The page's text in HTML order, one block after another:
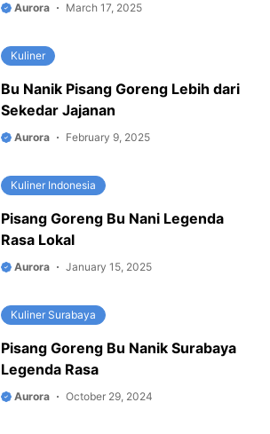
Aurora March 17, 2025
Kuliner
Bu Nanik Pisang Goreng Lebih dari
Sekedar Jajanan
Aurora February 9, 2025
Kuliner Indonesia
Pisang Goreng Bu Nani Legenda
Rasa Lokal
Aurora January 15, 2025
Kuliner Surabaya
Pisang Goreng Bu Nanik Surabaya
Legenda Rasa
Aurora October 29, 2024